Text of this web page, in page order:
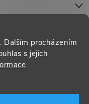
Dalším procházením
s jejich
.
vyhrazena.